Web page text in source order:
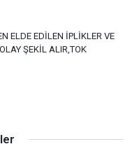
ELDE EDİLEN İPLİKLER VE
ŞEKİL ALIR,TOK